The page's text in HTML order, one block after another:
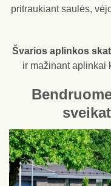
pritraukiant saulės,
Švarios aplinkos
ir mažinant aplinkai